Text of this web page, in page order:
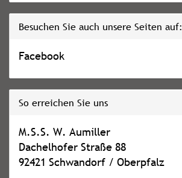
Besuchen Sie auch unsere Seiten auf:
Facebook
So erreichen Sie uns
M.S.S. W. Aumiller
Dachelhofer Straße 88
92421 Schwandorf / Oberpfalz